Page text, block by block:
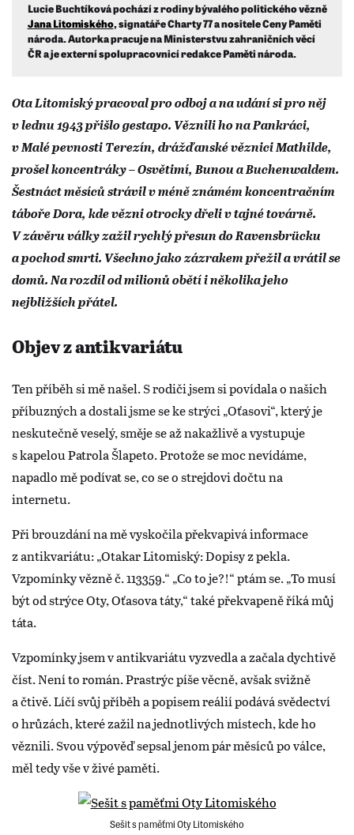
Lucie Buchtíková pochází z rodiny bývalého politického vězně
Jana Litomiského, signatáře Charty 77 a nositele Ceny Paměti
národa. Autorka pracuje na Ministerstvu zahraničních věcí
ČR a je externí spolupracovnicí redakce Paměti národa.
Ota Litomiský pracoval pro odboj a na udání si pro něj
v lednu 1943 přišlo gestapo. Věznili ho na Pankráci,
v Malé pevnosti Terezín, drážďanské věznici Mathilde,
prošel koncentráky – Osvětimí, Bunou a Buchenwaldem.
Šestnáct měsíců strávil v méně známém koncentračním
táboře Dora, kde vězni otrocky dřeli v tajné továrně.
V závěru války zažil rychlý přesun do Ravensbrücku
a pochod smrti. Všechno jako zázrakem přežil a vrátil se
domů. Na rozdíl od milionů obětí i několika jeho
nejbližších přátel.
Objev z antikvariátu
Ten příběh si mě našel. S rodiči jsem si povídala o našich
příbuzných a dostali jsme se ke strýci „Oťasovi“, který je
neskutečně veselý, směje se až nakažlivě a vystupuje
s kapelou Patrola Šlapeto. Protože se moc nevídáme,
napadlo mě podívat se, co se o strejdovi dočtu na
internetu.
Při brouzdání na mě vyskočila překvapivá informace
z antikvariátu: „Otakar Litomiský: Dopisy z pekla.
Vzpomínky vězně č. 113359.“ „Co to je?!“ ptám se. „To musí
být od strýce Oty, Oťasova táty,“ také překvapeně říká můj
táta.
Vzpomínky jsem v antikvariátu vyzvedla a začala dychtivě
číst. Není to román. Prastrýc píše věcně, avšak svižně
a čtivě. Líčí svůj příběh a popisem reálií podává svědectví
o hrůzách, které zažil na jednotlivých místech, kde ho
věznili. Svou výpověď sepsal jenom pár měsíců po válce,
měl tedy vše v živé paměti.
Sešit s paměťmi Oty Litomiského